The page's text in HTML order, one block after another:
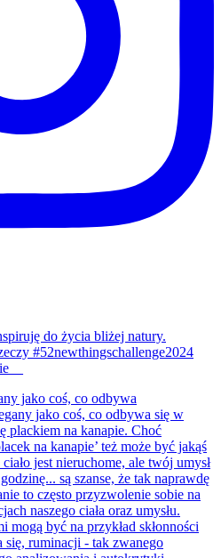
do życia bliżej natury.
#52newthingschallenge2024
jako coś, co odbywa